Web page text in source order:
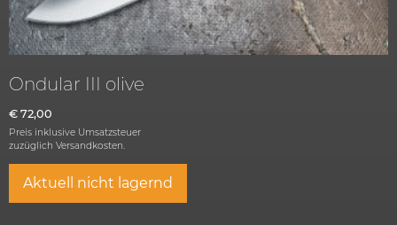
Ondular III olive
€ 72,00
Preis inklusive Umsatzsteuer
zuzüglich Versandkosten.
Aktuell nicht lagernd